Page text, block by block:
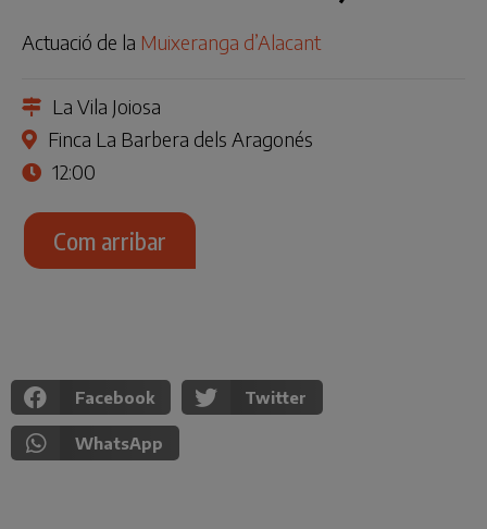
Actuació de la Muixeranga d’Alacant
La Vila Joiosa
Finca La Barbera dels Aragonés
12:00
Com arribar
Facebook Twitter
WhatsApp